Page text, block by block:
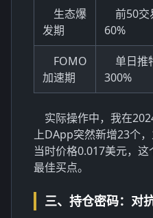
生态爆
发期
前50交
60%
FOMO
加速期
单日推
300%
实际操作中，我在
上DApp突然新增23个
当时价格0.017美元，
最佳买点。
三、持仓密码：对